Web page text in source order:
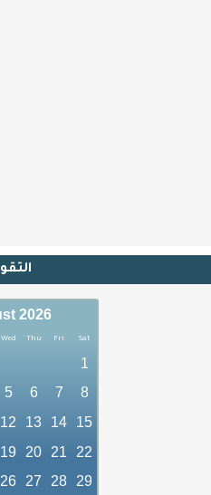
2026
Wed Thu Fri Sat
1
5 6 7 8
12 13 14
15
19 20 21
22
26 27 28
29